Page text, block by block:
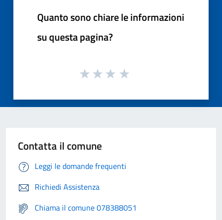
Quanto sono chiare le informazioni
su questa pagina?
Contatta il comune
Leggi le domande frequenti
Richiedi Assistenza
Chiama il comune 078388051